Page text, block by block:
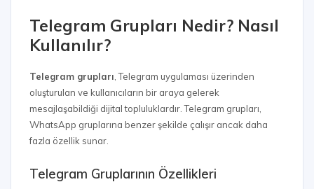
Telegram Grupları Nedir? Nasıl
Kullanılır?
Telegram grupları , Telegram uygulaması üzerinden
oluşturulan ve kullanıcıların bir araya gelerek
mesajlaşabildiği dijital topluluklardır. Telegram grupları,
WhatsApp gruplarına benzer şekilde çalışır ancak daha
fazla özellik sunar.
Telegram Gruplarının Özellikleri